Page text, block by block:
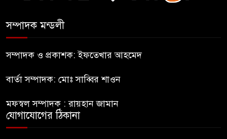
পুলিশের হাই অ্যালার্ট জারি
ইউনূস
নাটোরে পর্যটনমন্ত্রীকে হত্যার চেষ্টা;
সম্পাদক মন্ডলী
সম্পাদক ও প্রকাশক: ইফতেখার আহমেদ
বার্তা সম্পাদক: মোঃ সাব্বির শাওন
মফস্বল সম্পাদক : রায়হান জামান
যোগাযোগের ঠিকানা